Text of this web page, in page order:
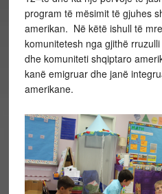
program të mësimit të gjuhes
amerikan. Në këtë ishull të
komunitetesh nga gjithë
dhe komuniteti shqiptaro
kanë emigruar dhe janë
amerikane.